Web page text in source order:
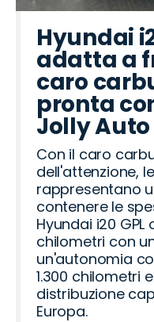
Hyundai
adatta a
caro
pronta
Jolly Auto
Con il caro
dell'attenzione,
rappresentano
contenere le
Hyundai i20
chilometri con
un'autonomia
1.300 chilometri
distribuzione
Europa.